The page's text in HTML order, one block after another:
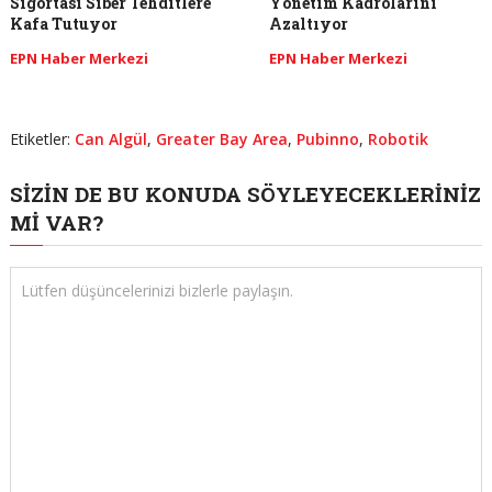
Kafa Tutuyor
EPN Haber Merkezi
Azaltıyor
EPN Haber Merkezi
Etiketler: Can Algül, Greater Bay Area, Pubinno, Robotik
SIZIN DE BU KONUDA SÖYLEYECEKLERINIZ
MI VAR?